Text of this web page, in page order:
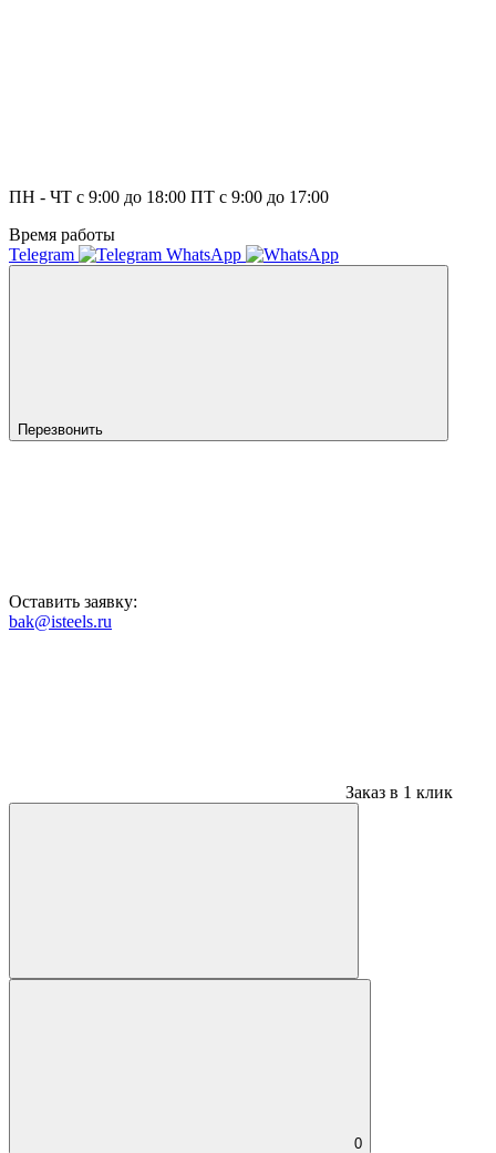
ПН - ЧТ с 9:00 до 18:00 ПТ с 9:00 до 17:00
Время работы
Telegram
WhatsApp
Перезвонить
Оставить заявку:
bak@isteels.ru
Заказ в 1 клик
0